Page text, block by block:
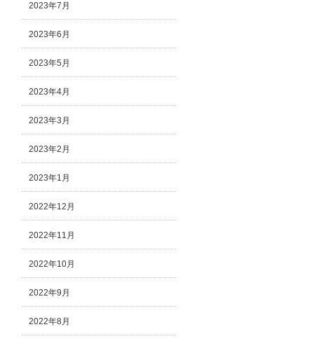
2023年7月
2023年6月
2023年5月
2023年4月
2023年3月
2023年2月
2023年1月
2022年12月
2022年11月
2022年10月
2022年9月
2022年8月